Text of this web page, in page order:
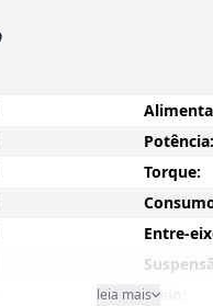
Potência:
Torque:
Entre-
Freio:
leia mais